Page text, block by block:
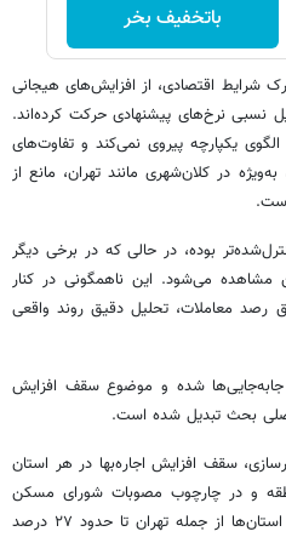
باتخفیف بخر
شرایط اقتصادی، از افزایش‌های هیجانی
نسبی نرخ‌های پیشنهادی حرکت کرده‌اند.
یکپارچه پیروی نمی‌کند و تفاوت‌های
در کلان‌شهری مانند تهران، مانع از
بوده، در حالی که در برخی دیگر
مشاهده می‌شود. این ناهمگونی در کنار
رصد معاملات، تحلیل دقیق روند واقعی
جابه‌جایی‌ها شده و موضوع سقف افزایش
اصلی بحث تبدیل شده است.
سقف افزایش اجاره‌بها در هر استان
و در چارچوب مصوبات شورای مسکن
تعیین می‌شود؛ موضوعی که در برخی استان‌ها از جمله تهران تا حدود ۲۷ درصد